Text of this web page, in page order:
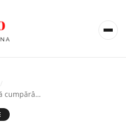
/
Poți duce o viață îndestulată cumpărând doar din România?